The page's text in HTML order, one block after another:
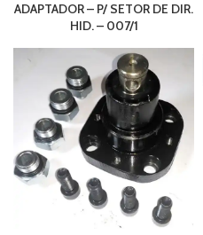
ADAPTADOR – P/ SETOR DE DIR.
HID. – 007/1